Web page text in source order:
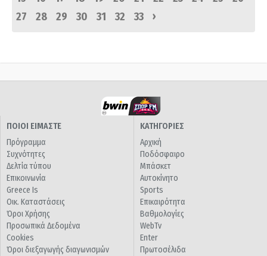
27
28 29 30 31 32 33 ›
ΠΟΙΟΙ ΕΙΜΑΣΤΕ
Πρόγραμμα
Συχνότητες
Δελτία τύπου
Επικοινωνία
Greece Is
Οικ. Καταστάσεις
Όροι Χρήσης
Προσωπικά Δεδομένα
Cookies
Όροι διεξαγωγής διαγωνισμών
ΚΑΤΗΓΟΡΙΕΣ
Αρχική
Ποδόσφαιρο
Μπάσκετ
Αυτοκίνητο
Sports
Επικαιρότητα
Βαθμολογίες
WebTv
Enter
Πρωτοσέλιδα